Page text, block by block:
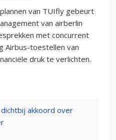
van TUIfly gebeurt
van airberlin
met concurrent
Airbus-toestellen van
druk te verlichten.
akkoord over